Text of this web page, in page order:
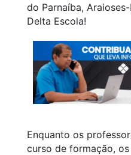
do Parnaíba,
Delta Escola!
Enquanto os
curso de formação,